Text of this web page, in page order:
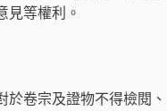
見等權利。
卷宗及證物不得檢閱、